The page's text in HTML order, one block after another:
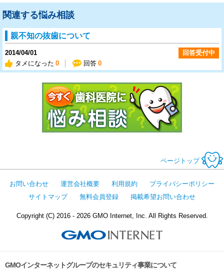
関連する悩み相談
親不知の抜歯について
2014/04/01
タメになった 0 回答 0
回答受付中
ページトップ
お問い合わせ 運営会社概要 利用規約
プライバシーポリシー
サイトマップ
無料会員登録 掲載希望お問い合わせ
Copyright (C) 2016 - 2026 GMO Internet, Inc. All Rights Reserved.
GMOインターネットグループのセキュリティ事業について